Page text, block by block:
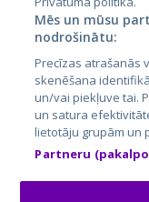
City24.lv
City24.ee
GetaPro.lv
GetaPro.ee
Skelbiu.lt
Autoplius.lt
Aruodas.lt
Mēs un mūsu
nodrošinātu:
Precīzas atrašanās
skenēšana
un/vai piekļuve tai.
un satura
lietotāju grupām un
Partneru